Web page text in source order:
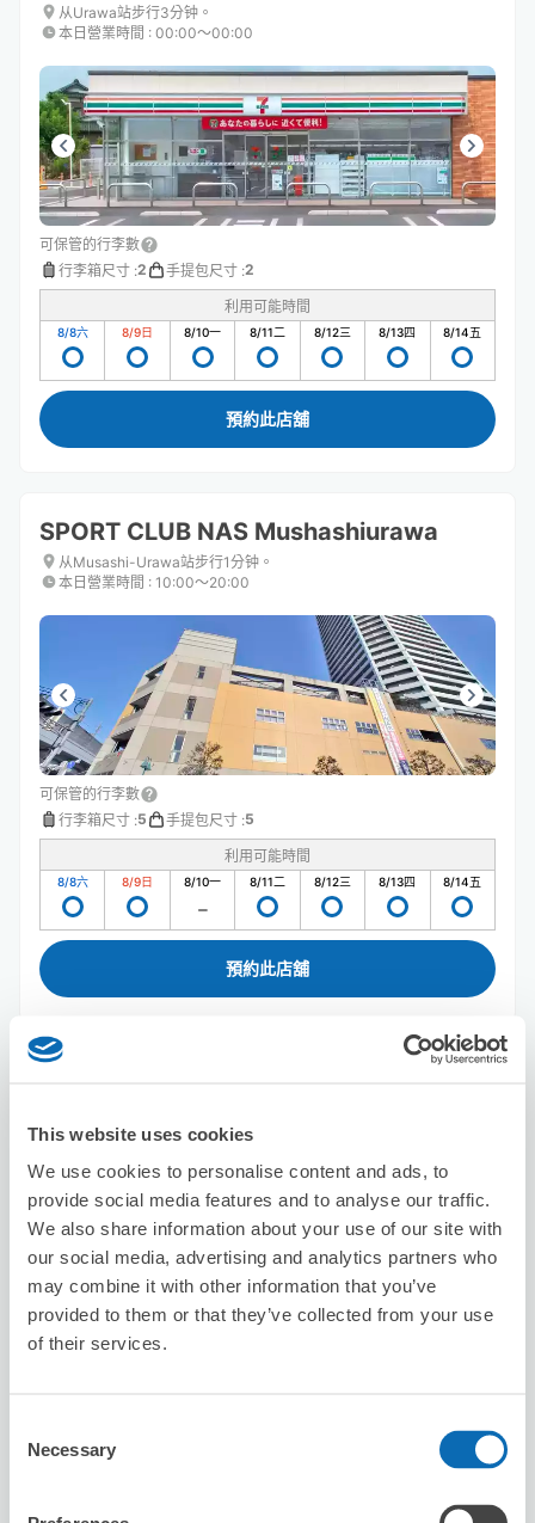
This website uses cookies
We use cookies to personalise content and ads, to
provide social media features and to analyse our traffic.
We also share information about your use of our site with
our social media, advertising and analytics partners who
may combine it with other information that you’ve
provided to them or that they’ve collected from your use
of their services.
Selection
Necessary
从Urawa站步行3分钟。
本日營業時間 : 00:00〜00:00
可保管的行李數
行李箱尺寸 :2 手提包尺寸 :2
利用可能時間
8/8六 8/9日 8/10一 8/11二 8/12三 8/13四 8/14五
預約此店舖
SPORT CLUB NAS Mushashiurawa
从Musashi-Urawa站步行1分钟。
本日營業時間 : 10:00〜20:00
可保管的行李數
行李箱尺寸 :5 手提包尺寸 :5
利用可能時間
8/8六 8/9日 8/10一 8/11二 8/12三 8/13四 8/14五
預約此店舖
从warabi站步行4分钟。
本日營業時間
8/8六 8/14 五